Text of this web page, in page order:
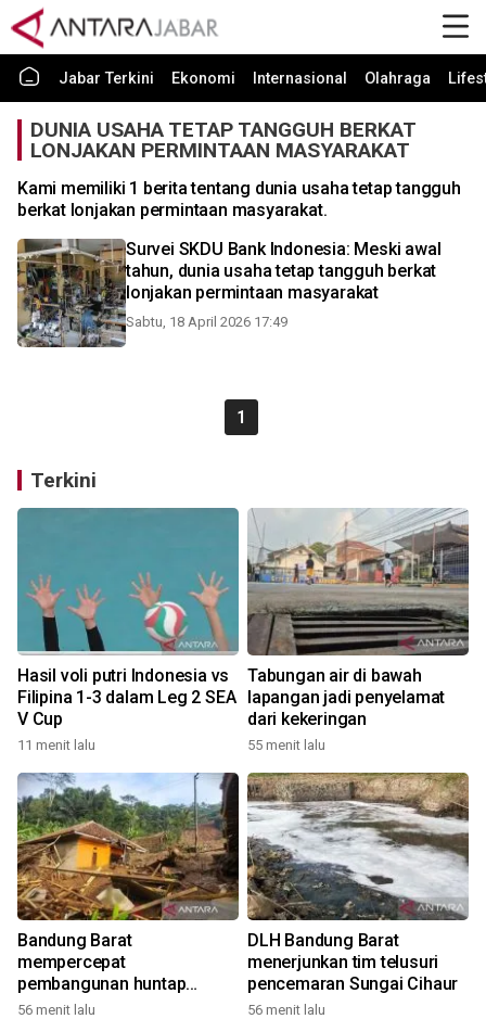
Jabar Terkini Ekonomi Internasional Olahraga
DUNIA USAHA TETAP TANGGUH BERKAT
LONJAKAN PERMINTAAN MASYARAKAT
Kami memiliki 1 berita tentang dunia usaha tetap tangguh
berkat lonjakan permintaan masyarakat.
Survei SKDU Bank Indonesia: Meski awal
tahun, dunia usaha tetap tangguh berkat
lonjakan permintaan masyarakat
Sabtu, 18 April 2026 17:49
1
Terkini
Hasil voli putri Indonesia vs
Filipina 1-3 dalam Leg 2 SEA
V Cup
11 menit lalu
Tabungan air di bawah
lapangan jadi penyelamat
dari kekeringan
55 menit lalu
Bandung Barat
mempercepat
pembangunan huntap
korban longsor Cipongkor
56 menit lalu
DLH Bandung Barat
menerjunkan tim telusuri
pencemaran Sungai Cihaur
56 menit lalu